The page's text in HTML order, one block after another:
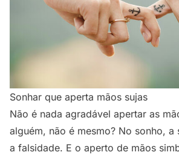
Sonhar que aperta mãos sujas
Não é nada agradável apertar as
alguém, não é mesmo? No sonho, a
a falsidade. E o aperto de mãos